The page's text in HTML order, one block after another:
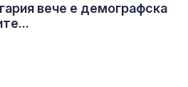
вече е демографска